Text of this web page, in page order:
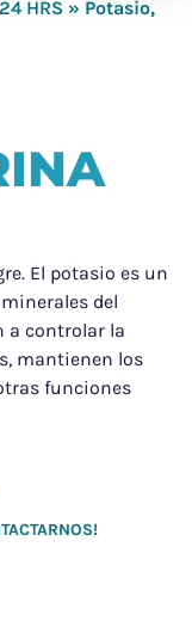
HRS » Potasio,
El potasio es un
del
a controlar la
mantienen los
funciones